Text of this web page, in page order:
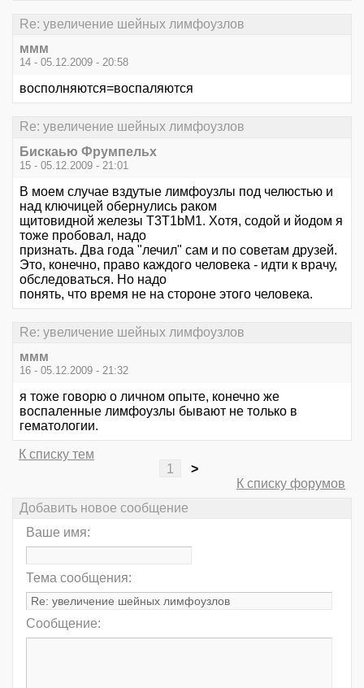
Re: увеличение шейных лимфоузлов
ммм
14 - 05.12.2009 - 20:58
восполняются=воспаляются
Re: увеличение шейных лимфоузлов
Бискаью Фрумпельх
15 - 05.12.2009 - 21:01
В моем случае вздутые лимфоузлы под челюстью и
над ключицей обернулись раком
щитовидной железы Т3Т1bM1. Хотя, содой и йодом я
тоже пробовал, надо
признать. Два года "лечил" сам и по советам друзей.
Это, конечно, право каждого человека - идти к врачу,
обследоваться. Но надо
понять, что время не на стороне этого человека.
Re: увеличение шейных лимфоузлов
ммм
16 - 05.12.2009 - 21:32
я тоже говорю о личном опыте, конечно же
воспаленные лимфоузлы бывают не только в
гематологии.
К списку тем
1
>
К списку форумов
Добавить новое сообщение
Ваше имя:
Тема сообщения:
Сообщение: